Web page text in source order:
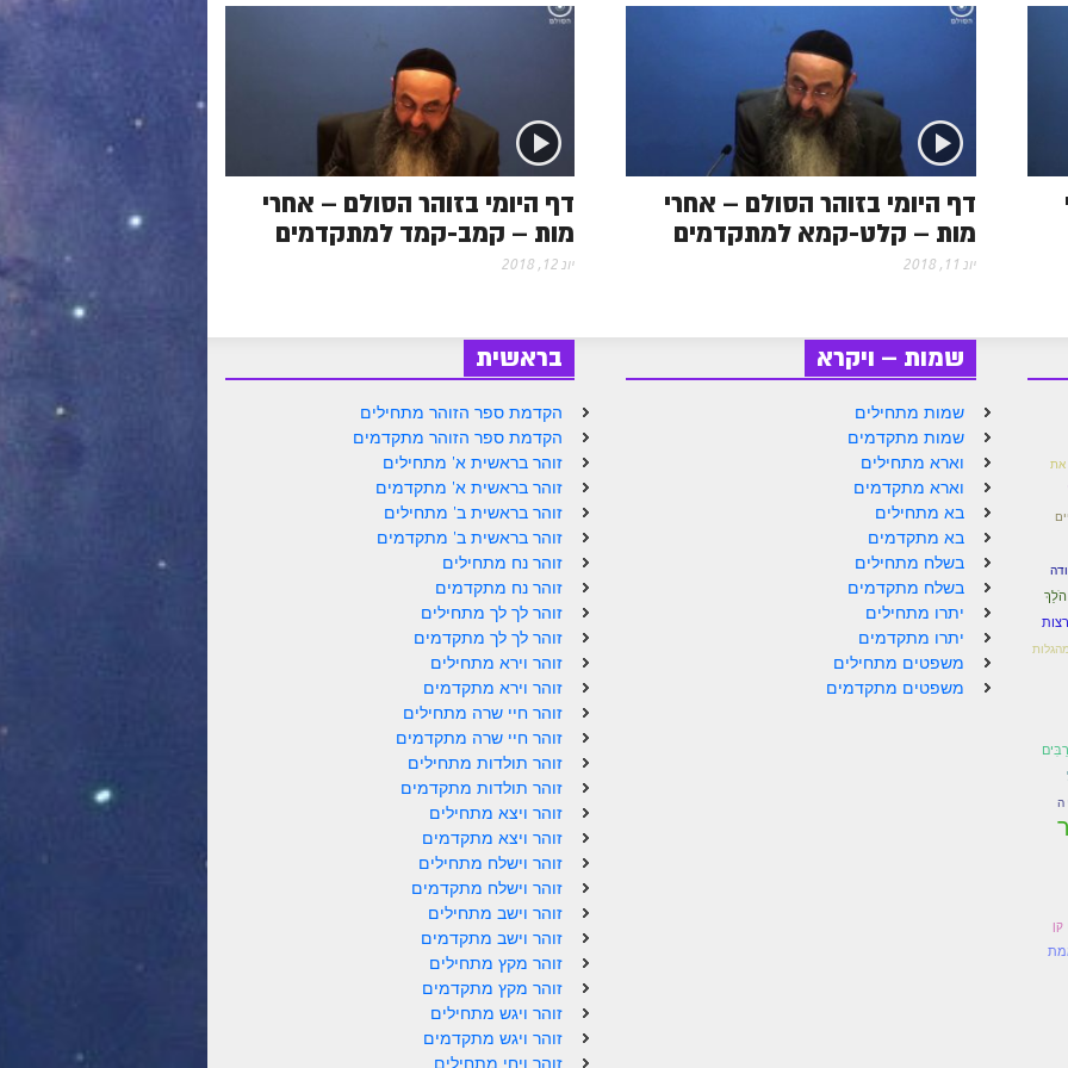
s
דף היומי בזוהר הסולם – אחרי
מות – קמב-קמד למתקדמים
יונ 12, 2018
דף היומי בזוהר הסולם – אחרי
מות – קלט-קמא למתקדמים
יונ 11, 2018
בראשית
הקדמת ספר הזוהר מתחילים
הקדמת ספר הזוהר מתקדמים
זוהר בראשית א' מתחילים
זוהר בראשית א' מתקדמים
זוהר בראשית ב' מתחילים
זוהר בראשית ב' מתקדמים
זוהר נח מתחילים
זוהר נח מתקדמים
זוהר לך לך מתחילים
זוהר לך לך מתקדמים
זוהר וירא מתחילים
זוהר וירא מתקדמים
זוהר חיי שרה מתחילים
זוהר חיי שרה מתקדמים
זוהר תולדות מתחילים
זוהר תולדות מתקדמים
זוהר ויצא מתחילים
זוהר ויצא מתקדמים
זוהר וישלח מתחילים
זוהר וישלח מתקדמים
זוהר וישב מתחילים
זוהר וישב מתקדמים
זוהר מקץ מתחילים
זוהר מקץ מתקדמים
זוהר ויגש מתחילים
זוהר ויגש מתקדמים
זוהר ויחי מתחילים
שמות – ויקרא
שמות מתחילים
שמות מתקדמים
וארא מתחילים
וארא מתקדמים
בא מתחילים
בא מתקדמים
בשלח מתחילים
בשלח מתקדמים
יתרו מתחילים
יתרו מתקדמים
משפטים מתחילים
משפטים מתקדמים
את
הֹלֵךְ
ה
קן